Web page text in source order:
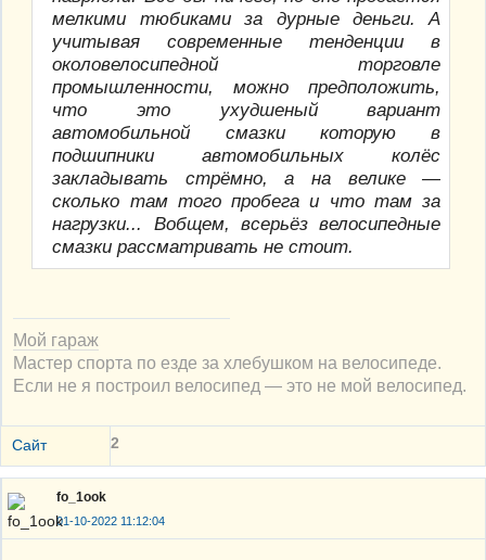
мелкими тюбиками за дурные деньги. А
учитывая современные тенденции в
околовелосипедной торговле
промышленности, можно предположить,
что это ухудшеный вариант
автомобильной смазки которую в
подшипники автомобильных колёс
закладывать стрёмно, а на велике —
сколько там того пробега и что там за
нагрузки... Вобщем, всерьёз велосипедные
смазки рассматривать не стоит.
Мой гараж
Мастер спорта по езде за хлебушком на велосипеде.
Если не я построил велосипед — это не мой велосипед.
Сайт 2
fo_1ook
01-10-2022 11:12:04